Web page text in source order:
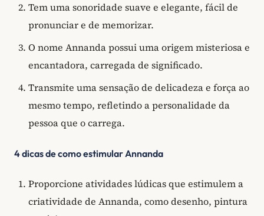
Tem uma sonoridade suave e elegante, fácil de
pronunciar e de memorizar.
O nome Annanda possui uma origem misteriosa e
encantadora, carregada de significado.
Transmite uma sensação de delicadeza e força ao
mesmo tempo, refletindo a personalidade da
pessoa que o carrega.
4 dicas de como estimular Annanda
Proporcione atividades lúdicas que estimulem a
criatividade de Annanda, como desenho, pintura